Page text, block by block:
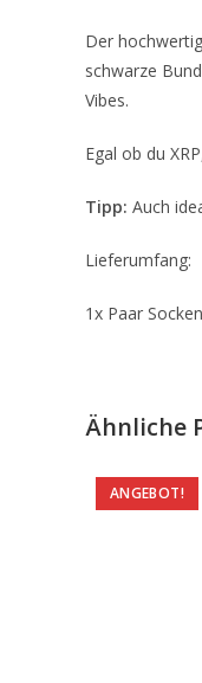
Der
schwarze
Vibes.
Egal ob du
Tipp: Auch
Lieferumfang:
1x Paar
Ähnliche
ANGEBOT!